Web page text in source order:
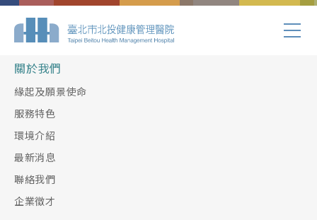
Index.php
關於我們
緣起及願景使命
服務特色
環境介紹
最新消息
聯絡我們
企業徵才